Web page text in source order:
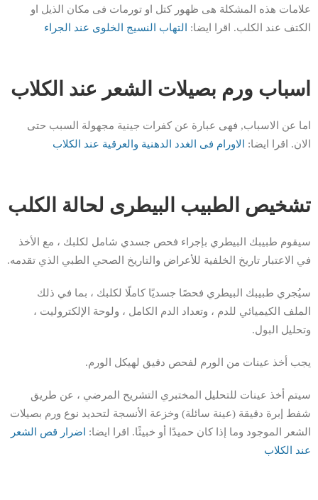
علامات هذه المشكلة هى ظهور كتل او تورمات فى مكان الذيل او
الكتف عند الكلب. اقرا ايضا:
التهاب النسيج الخلوى عند الجراء
اسباب ورم بصيلات الشعر عند الكلاب
اما عن الاسباب, فهى عبارة عن كفرات جينية مجهولة السبب حتى
الان. اقرا ايضا:
الاورام فى الغدد الدهنية والعرقية عند الكلاب
تشخيص الطبيب البيطرى لحالة الكلب
سيقوم طبيبك البيطري بإجراء فحص جسدي شامل لكلبك ، مع الأخذ
في الاعتبار تاريخ الخلفية للأعراض والتاريخ الصحي الطبي الذي تقدمه.
سيُجري طبيبك البيطري فحصًا جسديًا كاملًا لكلبك ، بما في ذلك
الملف الكيميائي للدم ، وتعداد الدم الكامل ، ولوحة الإلكتروليت ،
وتحليل البول.
يجب أخذ عينات من الورم لفحص دقيق لهيكل الورم.
سيتم أخذ عينات للتحليل المختبري التشريح المرضي ، عن طريق
شفط إبرة دقيقة (عينة سائلة) وخزعة الأنسجة لتحديد نوع ورم بصيلات
الشعر الموجود وما إذا كان حميدًا أو خبيثًا. اقرا ايضا:
اضرار قص الشعر
عند الكلاب